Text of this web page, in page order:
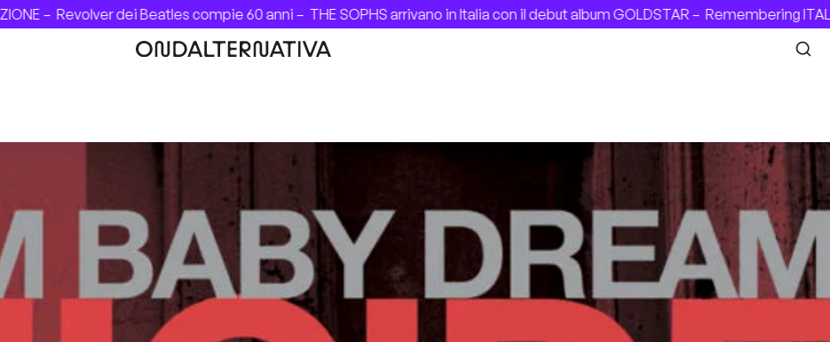
–Revolver dei Beatles compie 60 anni –THE SOPHS arrivano in Italia con il debut album GOLDSTAR –Remembering ITALIAN